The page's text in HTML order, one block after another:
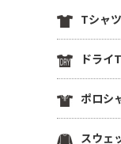
Tシャツ
定番無地
薄手Tシ
中肉厚T
ドライ
定番無地
ドライT
ドライT
ポロシ
ドライポ
スウェ